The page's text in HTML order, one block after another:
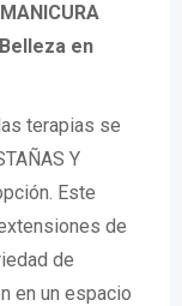
en
terapias se
Y
Este
de
de
en un espacio